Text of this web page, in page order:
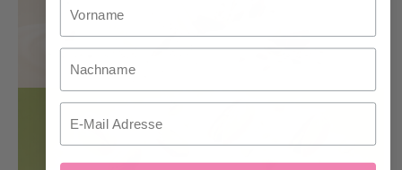
Nachname
Email